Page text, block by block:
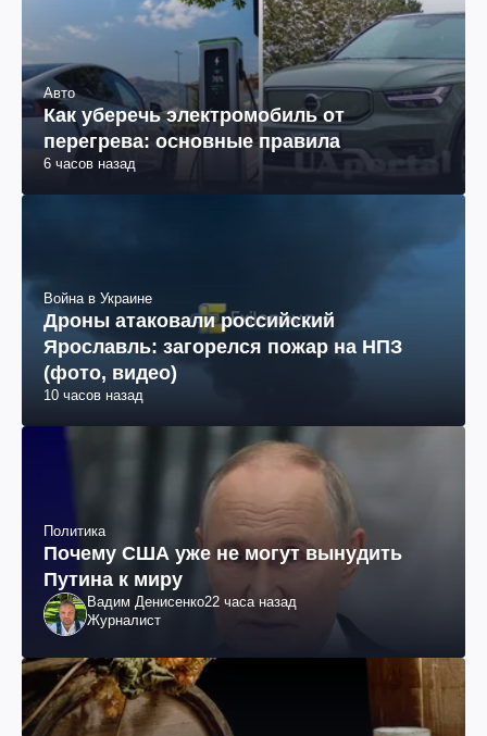
Авто
Как уберечь электромобиль от
перегрева: основные правила
6 часов назад
Война в Украине
Дроны атаковали российский
Ярославль: загорелся пожар на НПЗ
(фото, видео)
10 часов назад
Политика
Почему США уже не могут вынудить
Путина к миру
Вадим Денисенко22 часа назад
Журналист